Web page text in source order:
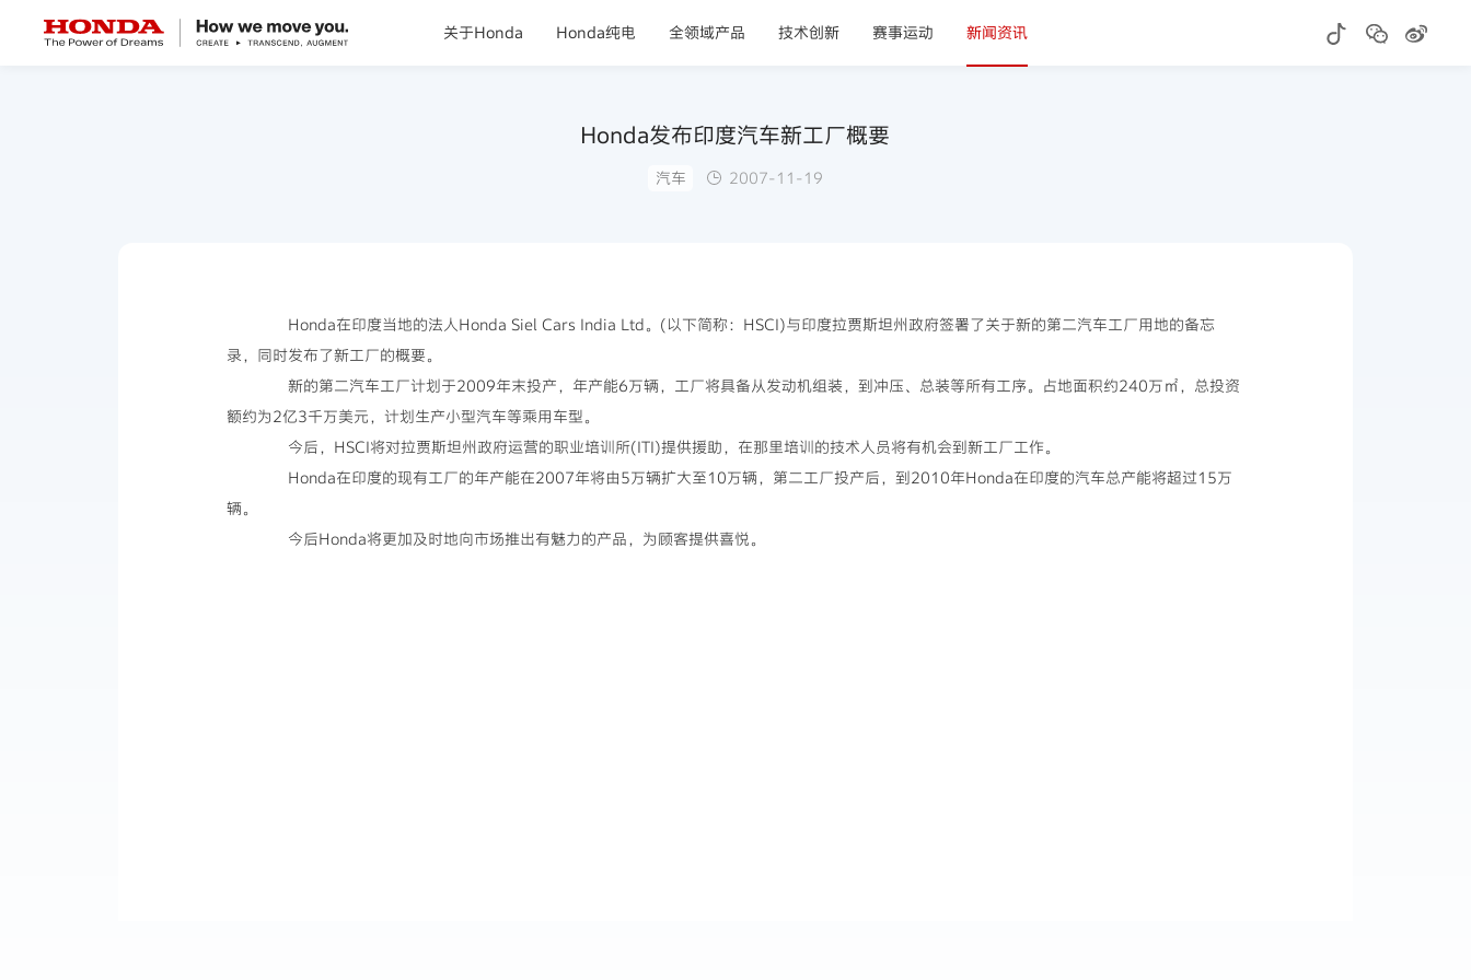
关于Honda Honda纯电 全领域产品 技术创新 赛事运动 新闻资讯
Honda发布印度汽车新工厂概要
汽车 2007-11-19
Honda在印度当地的法人Honda Siel Cars India Ltd。(以下简称：HSCI)与印度拉贾斯坦州政府签署了关于新的第二汽车工厂用地的备忘
录，同时发布了新工厂的概要。
新的第二汽车工厂计划于2009年末投产，年产能6万辆，工厂将具备从发动机组装，到冲压、总装等所有工序。占地面积约240万㎡，总投资
额约为2亿3千万美元，计划生产小型汽车等乘用车型。
今后，HSCI将对拉贾斯坦州政府运营的职业培训所(ITI)提供援助，在那里培训的技术人员将有机会到新工厂工作。
Honda在印度的现有工厂的年产能在2007年将由5万辆扩大至10万辆，第二工厂投产后，到2010年Honda在印度的汽车总产能将超过15万
辆。
今后Honda将更加及时地向市场推出有魅力的产品，为顾客提供喜悦。